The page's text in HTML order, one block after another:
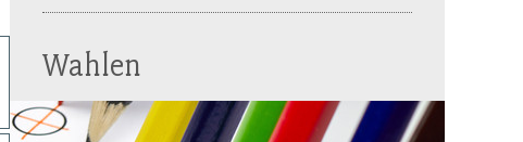
Wahlen